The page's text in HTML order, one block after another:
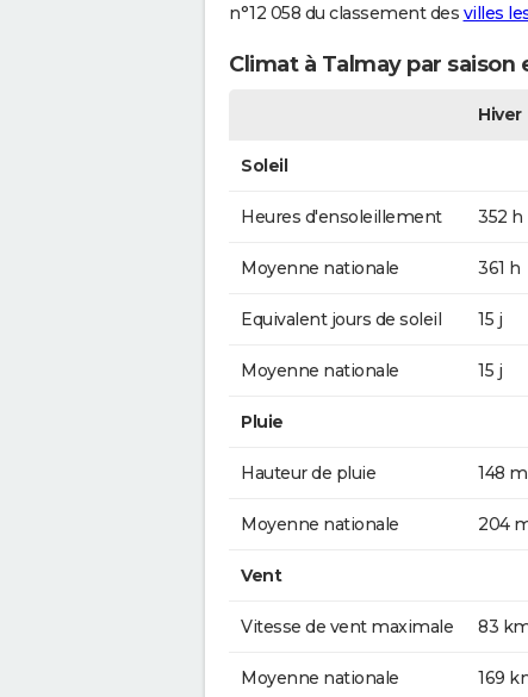
n°12 058 du classement des villes
Climat à Talmay par saison
Hiver
Soleil
Heures d'ensoleillement 352 h
Moyenne nationale 361 h
Equivalent jours de soleil 15 j
Moyenne nationale 15 j
Pluie
Hauteur de pluie 148
Moyenne nationale 204
Vent
Vitesse de vent maximale 83
Moyenne nationale 169